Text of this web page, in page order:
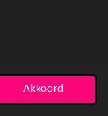
Akkoord